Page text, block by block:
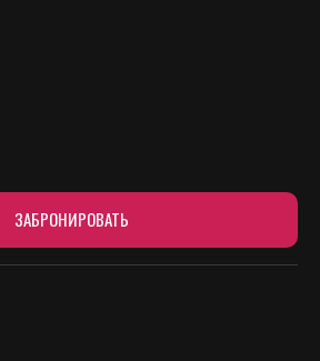
ЗАБРОНИРОВАТЬ